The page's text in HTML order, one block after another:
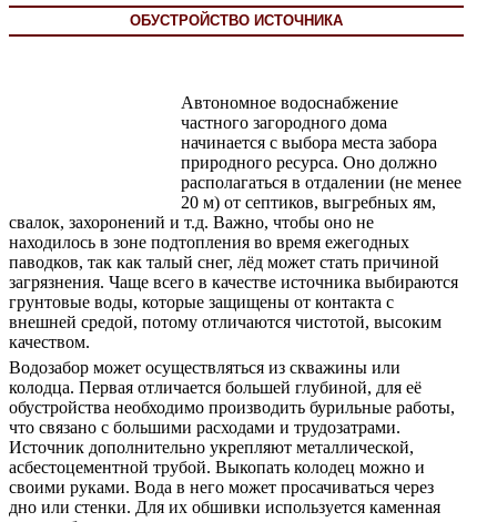
ОБУСТРОЙСТВО ИСТОЧНИКА
Автономное водоснабжение
частного загородного дома
начинается с выбора места забора
природного ресурса. Оно должно
располагаться в отдалении (не менее
20 м) от септиков, выгребных ям,
свалок, захоронений и т.д. Важно, чтобы оно не
находилось в зоне подтопления во время ежегодных
паводков, так как талый снег, лёд может стать причиной
загрязнения. Чаще всего в качестве источника выбираются
грунтовые воды, которые защищены от контакта с
внешней средой, потому отличаются чистотой, высоким
качеством.
Водозабор может осуществляться из скважины или
колодца. Первая отличается большей глубиной, для её
обустройства необходимо производить бурильные работы,
что связано с большими расходами и трудозатрами.
Источник дополнительно укрепляют металлической,
асбестоцементной трубой. Выкопать колодец можно и
своими руками. Вода в него может просачиваться через
дно или стенки. Для их обшивки используется каменная